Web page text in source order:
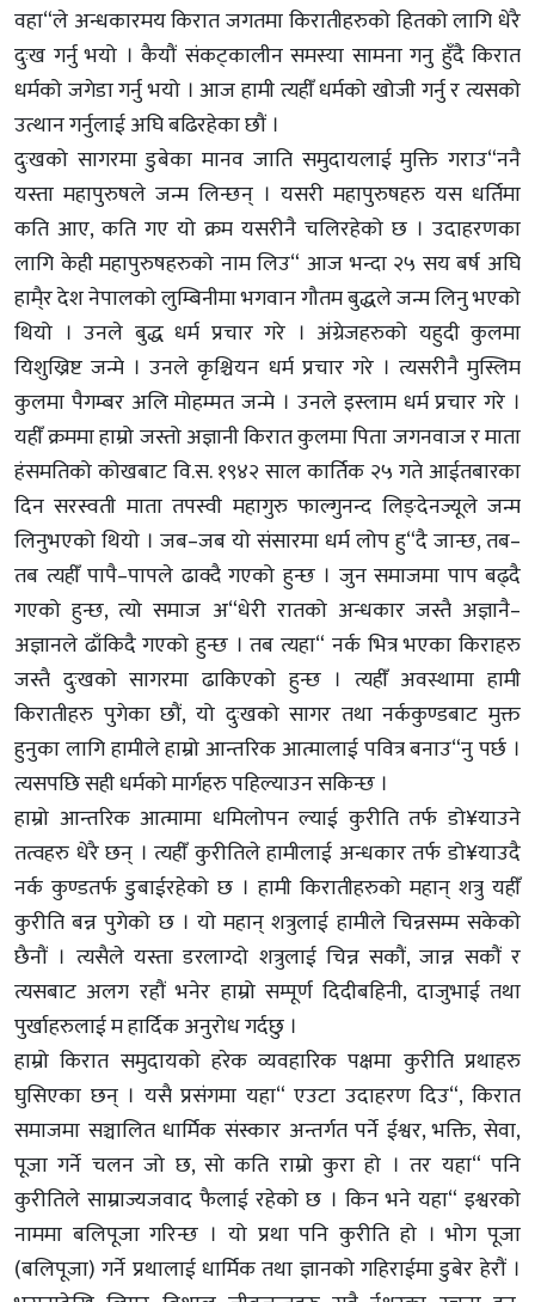
वहा“ले अन्धकारमय किरात जगतमा किरातीहरुको हितको लागि धेरै
दुःख गर्नु भयो । कैयौं संकट्कालीन समस्या सामना गनु हुँदै किरात
धर्मको जगेडा गर्नु भयो । आज हामी त्यहीँ धर्मको खोजी गर्नु र त्यसको
उत्थान गर्नुलाई अघि बढिरहेका छौं ।
दुःखको सागरमा डुबेका मानव जाति समुदायलाई मुक्ति गराउ“ननै
यस्ता महापुरुषले जन्म लिन्छन् । यसरी महापुरुषहरु यस धर्तिमा
कति आए, कति गए यो क्रम यसरीनै चलिरहेको छ । उदाहरणका
लागि केही महापुरुषहरुको नाम लिउ“ आज भन्दा २५ सय बर्ष अघि
हामै्र देश नेपालको लुम्बिनीमा भगवान गौतम बुद्धले जन्म लिनु भएको
थियो । उनले बुद्ध धर्म प्रचार गरे । अंग्रेजहरुको यहुदी कुलमा
यिशुख्रिष्ट जन्मे । उनले कृश्चियन धर्म प्रचार गरे । त्यसरीनै मुस्लिम
कुलमा पैगम्बर अलि मोहम्मत जन्मे । उनले इस्लाम धर्म प्रचार गरे ।
यहीँ क्रममा हाम्रो जस्तो अज्ञानी किरात कुलमा पिता जगनवाज र माता
हंसमतिको कोखबाट वि.स. १९४२ साल कार्तिक २५ गते आईतबारका
दिन सरस्वती माता तपस्वी महागुरु फाल्गुनन्द लिङ्देनज्यूले जन्म
लिनुभएको थियो । जब–जब यो संसारमा धर्म लोप हु“दै जान्छ, तब–
तब त्यहीँ पापै–पापले ढाक्दै गएको हुन्छ । जुन समाजमा पाप बढ्दै
गएको हुन्छ, त्यो समाज अ“धेरी रातको अन्धकार जस्तै अज्ञानै–
अज्ञानले ढाँकिदै गएको हुन्छ । तब त्यहा“ नर्क भित्र भएका किराहरु
जस्तै दुःखको सागरमा ढाकिएको हुन्छ । त्यहीँ अवस्थामा हामी
किरातीहरु पुगेका छौं, यो दुःखको सागर तथा नर्ककुण्डबाट मुक्त
हुनुका लागि हामीले हाम्रो आन्तरिक आत्मालाई पवित्र बनाउ“नु पर्छ ।
त्यसपछि सही धर्मको मार्गहरु पहिल्याउन सकिन्छ ।
हाम्रो आन्तरिक आत्मामा धमिलोपन ल्याई कुरीति तर्फ डो¥याउने
तत्वहरु धेरै छन् । त्यहीँ कुरीतिले हामीलाई अन्धकार तर्फ डो¥याउदै
नर्क कुण्डतर्फ डुबाईरहेको छ । हामी किरातीहरुको महान् शत्रु यहीँ
कुरीति बन्न पुगेको छ । यो महान् शत्रुलाई हामीले चिन्नसम्म सकेको
छैनौं । त्यसैले यस्ता डरलाग्दो शत्रुलाई चिन्न सकौं, जान्न सकौं र
त्यसबाट अलग रहौं भनेर हाम्रो सम्पूर्ण दिदीबहिनी, दाजुभाई तथा
पुर्खाहरुलाई म हार्दिक अनुरोध गर्दछु ।
हाम्रो किरात समुदायको हरेक व्यवहारिक पक्षमा कुरीति प्रथाहरु
घुसिएका छन् । यसै प्रसंगमा यहा“ एउटा उदाहरण दिउ“, किरात
समाजमा सञ्चालित धार्मिक संस्कार अन्तर्गत पर्ने ईश्वर, भक्ति, सेवा,
पूजा गर्ने चलन जो छ, सो कति राम्रो कुरा हो । तर यहा“ पनि
कुरीतिले साम्राज्यजवाद फैलाई रहेको छ । किन भने यहा“ इश्वरको
नाममा बलिपूजा गरिन्छ । यो प्रथा पनि कुरीति हो । भोग पूजा
(बलिपूजा) गर्ने प्रथालाई धार्मिक तथा ज्ञानको गहिराईमा डुबेर हेरौं ।